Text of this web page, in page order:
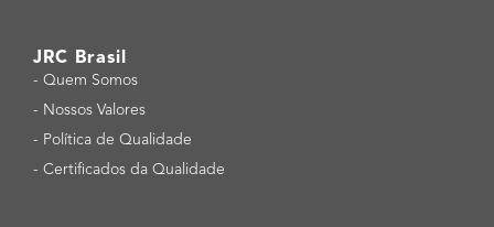
JRC Brasil
- Quem Somos
- Nossos Valores
- Política de Qualidade
- Certificados da Qualidade